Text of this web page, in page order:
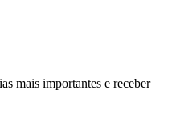
mais importantes e receber